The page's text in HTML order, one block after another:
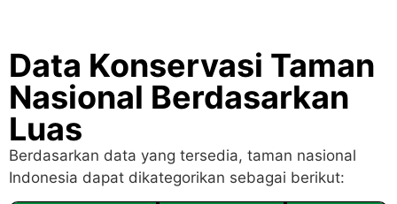
Data Konservasi Taman
Nasional Berdasarkan
Luas
Berdasarkan data yang tersedia, taman nasional
Indonesia dapat dikategorikan sebagai berikut: